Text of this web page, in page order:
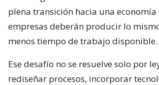
plena transición hacia una economía
empresas deberán producir lo
menos tiempo de trabajo disponible.
Ese desafío no se resuelve solo por
rediseñar procesos, incorporar